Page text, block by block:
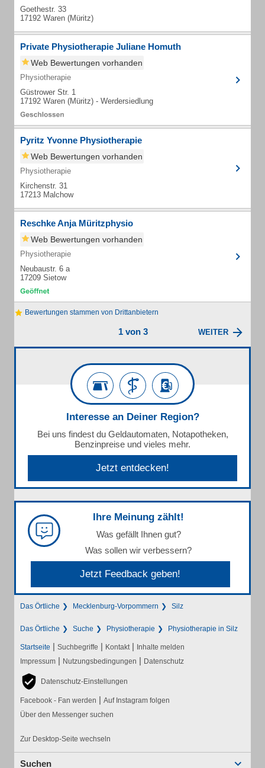
Goethestr. 33
17192 Waren (Müritz)
Private Physiotherapie Juliane Homuth
Web Bewertungen vorhanden
Physiotherapie
Güstrower Str. 1
17192 Waren (Müritz) - Werdersiedlung
Pyritz Yvonne Physiotherapie
Web Bewertungen vorhanden
Physiotherapie
Kirchenstr. 31
17213 Malchow
Reschke Anja Müritzphysio
Web Bewertungen vorhanden
Physiotherapie
Neubaustr. 6 a
17209 Sietow
Bewertungen stammen von Drittanbietern
1 von 3 WEITER
Interesse an Deiner Region?
Bei uns findest du Geldautomaten, Notapotheken,
Benzinpreise und vieles mehr.
Jetzt entdecken!
Ihre Meinung zählt!
Was gefällt Ihnen gut?
Was sollen wir verbessern?
Jetzt Feedback geben!
Das Örtliche Mecklenburg-Vorpommern Silz
Das Örtliche Suche Physiotherapie Physiotherapie in Silz
Startseite | Suchbegriffe | Kontakt | Inhalte melden
Impressum | Nutzungsbedingungen | Datenschutz
Datenschutz-Einstellungen
Facebook - Fan werden | Auf Instagram folgen
Über den Messenger suchen
Zur Desktop-Seite wechseln
Suchen